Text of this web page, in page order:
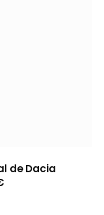
de Dacia